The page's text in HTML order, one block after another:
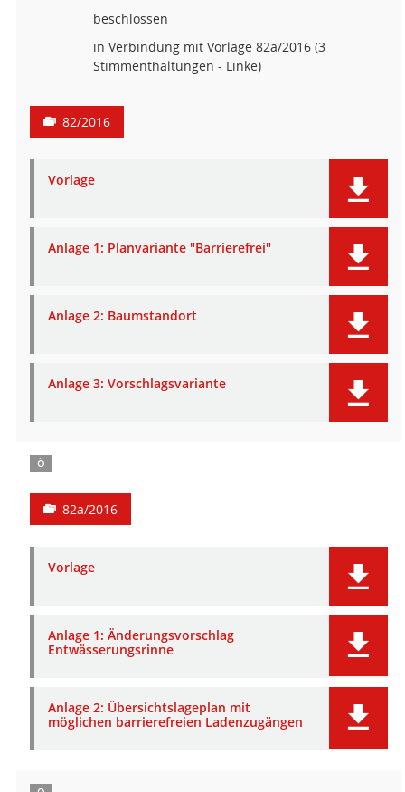
beschlossen
in Verbindung mit Vorlage 82a/2016 (3
Stimmenthaltungen - Linke)
82/2016
Vorlage
Anlage 1: Planvariante "Barrierefrei"
Anlage 2: Baumstandort
Anlage 3: Vorschlagsvariante
Ö
82a/2016
Vorlage
Anlage 1: Änderungsvorschlag
Entwässerungsrinne
Anlage 2: Übersichtslageplan mit
möglichen barrierefreien Ladenzugängen